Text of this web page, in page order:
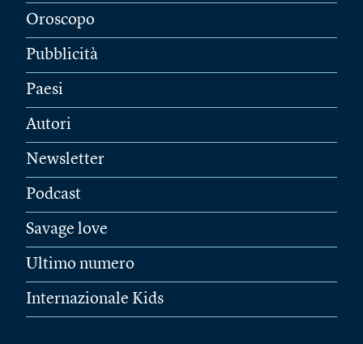
Oroscopo
Pubblicità
Paesi
Autori
Newsletter
Podcast
Savage love
Ultimo numero
Internazionale Kids